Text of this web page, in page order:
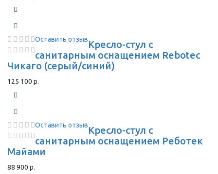
Оставить отзывКресло-стул с
санитарным оснащением Rebotec
Чикаго (серый/синий)
125 100 р.
Оставить отзывКресло-стул с
санитарным оснащением Реботек
Майами
88 900 р.